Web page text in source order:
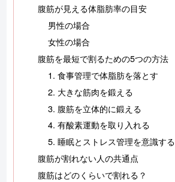
腹筋が見える体脂肪率の目安
男性の場合
女性の場合
腹筋を最短で割るための5つの方法
1. 食事管理で体脂肪を落とす
2. 大きな筋肉を鍛える
3. 腹筋を立体的に鍛える
4. 有酸素運動を取り入れる
5. 睡眠とストレス管理を意識する
腹筋が割れない人の共通点
腹筋はどのくらいで割れる？